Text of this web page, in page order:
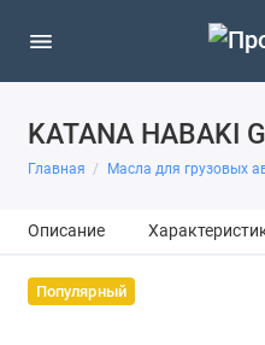
KATANA HABAKI
Главная Масла для грузовых
Описание
Популярный